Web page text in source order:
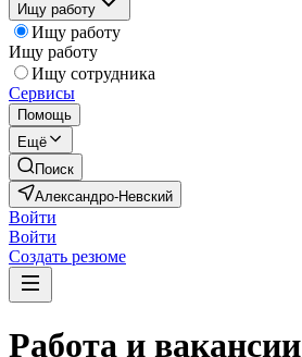
Ищу работу
Ищу работу
Ищу работу
Ищу сотрудника
Сервисы
Помощь
Ещё
Поиск
Александро-Невский
Войти
Войти
Создать резюме
Работа и вакансии